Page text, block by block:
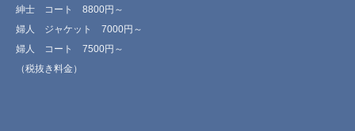
紳士 コート 8800円～
婦人 ジャケット 7000円～
婦人 コート 7500円～
（税抜き料金）